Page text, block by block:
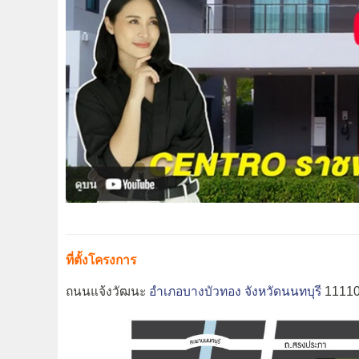
ที่ตั้งโครงการ
ถนนแจ้งวัฒนะ อำเภอบางบัวทอง จังหวัดนนทบุรี